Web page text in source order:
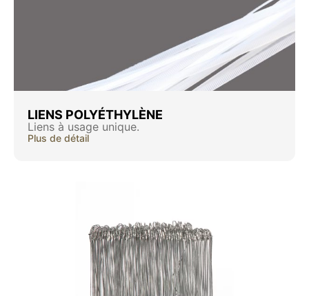
LIENS POLYÉTHYLÈNE
Liens à usage unique.
Plus de détail